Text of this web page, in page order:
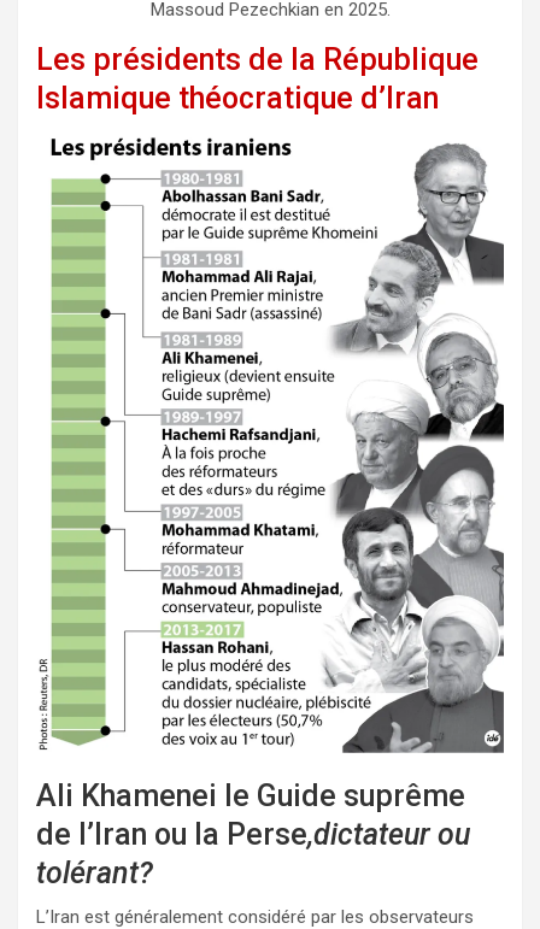
Massoud Pezechkian en 2025.
Les présidents de la République
Islamique théocratique d’Iran
Ali Khamenei le Guide suprême
de l’Iran ou la Perse,dictateur ou
tolérant?
L’Iran est généralement considéré par les observateurs